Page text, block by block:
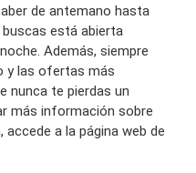
de antemano hasta
buscas está abierta
Además, siempre
y las ofertas más
nunca te pierdas un
más información sobre
accede a la página web de